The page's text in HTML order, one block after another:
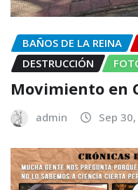
BAÑOS DE LA REINA
DESTRUCCIÓN
Movimiento en
admin Sep